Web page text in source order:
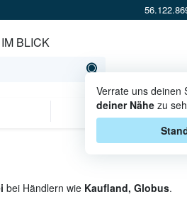
IM BLICK
Verrate uns deinen
deiner Nähe zu
bei Händlern wie Kaufland, Globus.